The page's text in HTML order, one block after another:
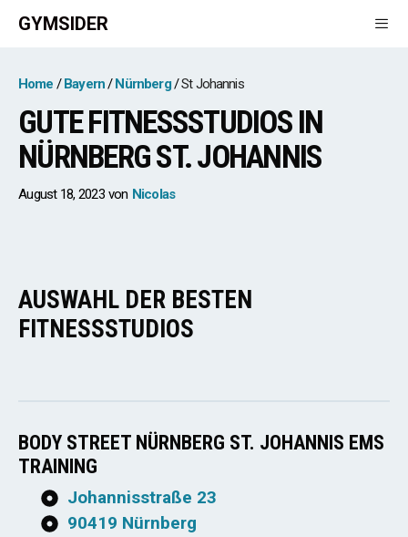
Zum
Inhalt
GYMSIDER
Home Bayern Nürnberg St Johannis
GUTE FITNESSSTUDIOS IN
NÜRNBERG ST. JOHANNIS
August 18, 2023 von Nicolas
AUSWAHL DER BESTEN
FITNESSSTUDIOS
BODY STREET NÜRNBERG ST. JOHANNIS EMS
TRAINING
Johannisstraße 23
90419 Nürnberg